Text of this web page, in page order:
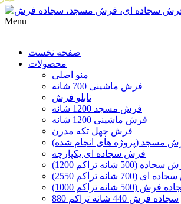
Menu
صفحه نخست
محصولات
منو اصلی
فرش ماشینی 700 شانه
تابلو فرش
فرش مسجد 1200 شانه
فرش ماشینی 1200 شانه
فرش چهل تکه مدرن
مسجد (پروژه های انجام شده)
فرش سجاده ای یکپارچه
(500 شانه تراکم 1200)
(700 شانه تراکم 2550)
فرش (500 شانه تراکم 1000)
سجاده فرش 440 شانه تراکم 880